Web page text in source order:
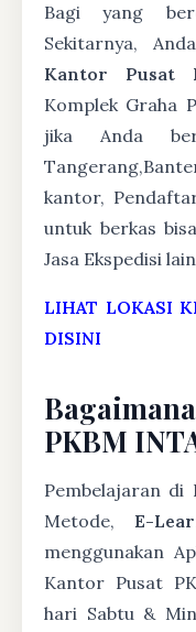
Bagi yang
Sekitarnya,
Kantor Pusat
Komplek Graha
jika Anda
kantor,
untuk berkas
Jasa Ekspedisi
LIHAT LOKASI
DISINI
PKBM
Pembelajaran di
Metode,E-
menggunakan
Kantor Pusat
hari Sabtu &